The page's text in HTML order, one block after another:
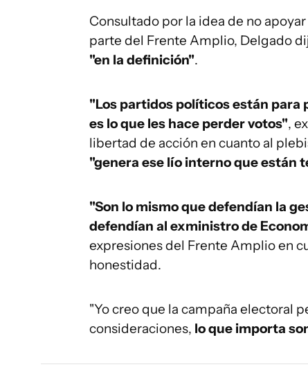
Consultado por la idea de no
parte del Frente Amplio, Delgado
"en la definición".
"Los partidos políticos están para
es lo que les hace perder votos",
libertad de acción en cuanto al
"genera ese lío interno que están
"Son lo mismo que defendían la
defendían al exministro de
expresiones del Frente Amplio en
honestidad.
"Yo creo que la campaña electoral
consideraciones, lo que importa